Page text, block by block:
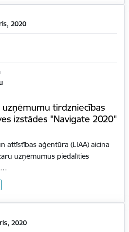
2020
tirdzniecības
izstādes "Navigate 2020"
attīstības aģentūra (LIAA) aicina
uzņēmumus piedalīties
…
2020